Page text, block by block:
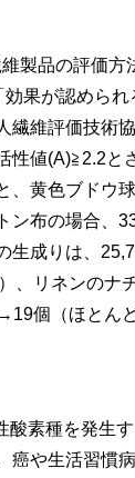
製品の評価
果が認めら
繊維評価技術
値(A)≧2.2と
黄色ブドウ
ン布の場合、
生成りは、
リネンのナ
個（ほとん
素種を発生
癌や生活習慣